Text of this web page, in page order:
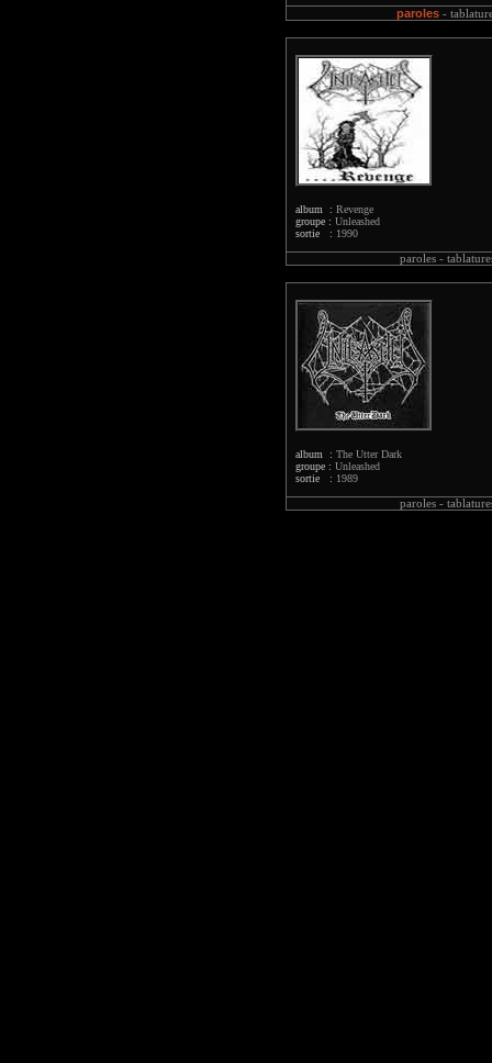
paroles-
album : Revenge
groupe : Unleashed
sortie : 1990
paroles -
album : The Utter Dark
groupe : Unleashed
sortie : 1989
paroles -